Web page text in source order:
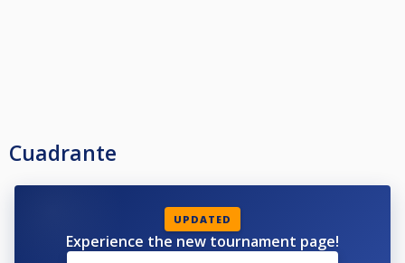
Cuadrante
UPDATED
Experience the new tournament page!